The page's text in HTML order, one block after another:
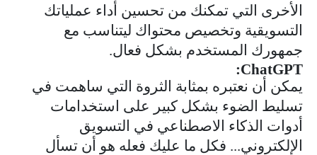
الأخرى التي تمكنك من تحسين أداء عملياتك
التسويقية وتخصيص محتواك ليتناسب مع
جمهورك المستخدم بشكل فعال.
ChatGPT
:
يمكن أن نعتبره بمثابة الثروة التي ساهمت في
تسليط الضوء بشكل كبير على استخدامات
أدوات الذكاء الاصطناعي في التسويق
الإلكتروني... فكل ما عليك فعله هو أن تسأل